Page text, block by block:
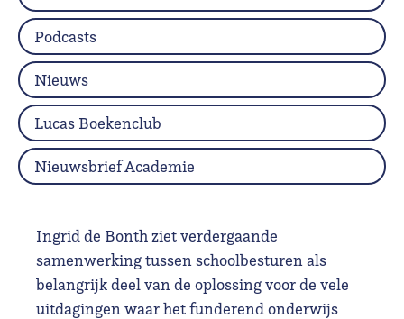
Ingrid de Bonth ziet verdergaande
samenwerking tussen schoolbesturen als
belangrijk deel van de oplossing voor de vele
uitdagingen waar het funderend onderwijs
Podcasts
Nieuws
Lucas Boekenclub
Nieuwsbrief Academie